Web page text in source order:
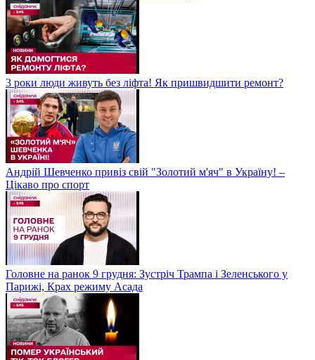
3 роки люди живуть без ліфта! Як пришвидшити ремонт?
Андрій Шевченко привіз свій "Золотий м'яч" в Україну! –
Цікаво про спорт
Головне на ранок 9 грудня: Зустріч Трампа і Зеленського у
Парижі, Крах режиму Асада